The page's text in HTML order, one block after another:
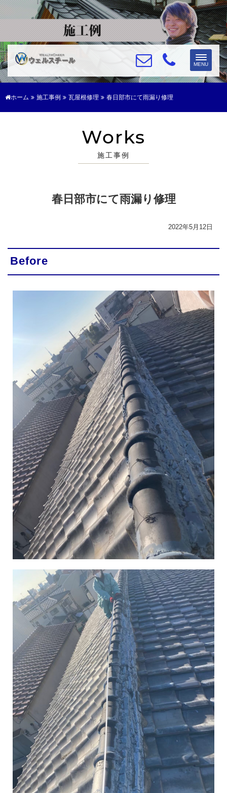
Toggle
MENU
ホーム 施工事例 瓦屋根修理 春日部市にて雨漏り修理
Works
施工事例
春日部市にて雨漏り修理
2022年5月12日
Before